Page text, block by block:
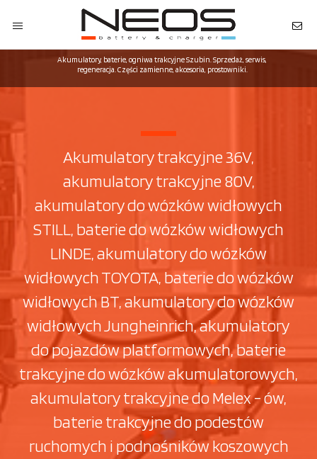
Akumulatory, baterie, ogniwa trakcyjne Szubin. Sprzedaż, serwis,
regeneracja. Części zamienne, akcesoria, prostowniki.
Akumulatory trakcyjne 36V,
akumulatory trakcyjne 80V,
akumulatory do wózków widłowych
STILL, baterie do wózków widłowych
LINDE, akumulatory do wózków
widłowych TOYOTA, baterie do wózków
widłowych BT, akumulatory do wózków
widłowych Jungheinrich, akumulatory
do pojazdów platformowych, baterie
trakcyjne do wózków akumulatorowych,
akumulatory trakcyjne do Melex - ów,
baterie trakcyjne do podestów
ruchomych i podnośników koszowych